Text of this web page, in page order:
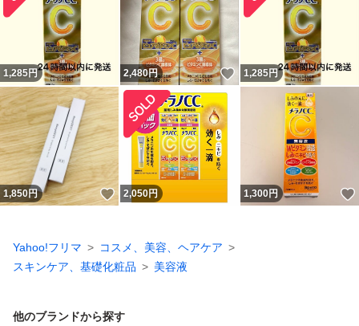
1,285円 2,480円 いいね！
1,285円
1,850円 いいね！
2,050円 1,300円
Yahoo!フリマ
コスメ、美容、ヘアケア
スキンケア、基礎化粧品
美容液
他のブランドから探す